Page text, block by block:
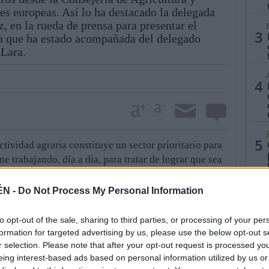
- Do Not Process My Personal Information
opt-out of the sale, sharing to third parties, or processing of your
for targeted advertising by us, please use the below opt-out
selection. Please note that after your opt-out request is processed
interest-based ads based on personal information utilized by us
europeas. Así lo ha destacado la delegada
la rueda de prensa para presentar el
ha estado acompañada del delegado
agraria constituye un sector prioritario para
trabajando, día a día, para tratar de lograr que sea
vo. “Dentro de la actividad agroalimentaria de
PIB provincial, cobra total protagonismo el
sector en Jaén, es por lo que desde la Junta de
minuto codo con codo con el sector a lo largo de
encaminado a alcanzar una mayor
excelencia y prestigio, se ha centrado en la
caminos y regadíos), la concentración
3
4
5